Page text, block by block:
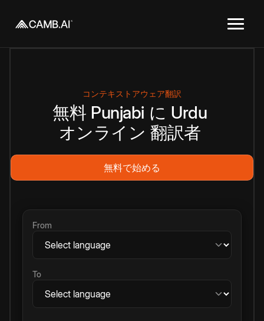
コンテキストアウェア翻訳
無料 Punjabi に Urdu
オンライン 翻訳者
無料で始める
From
To